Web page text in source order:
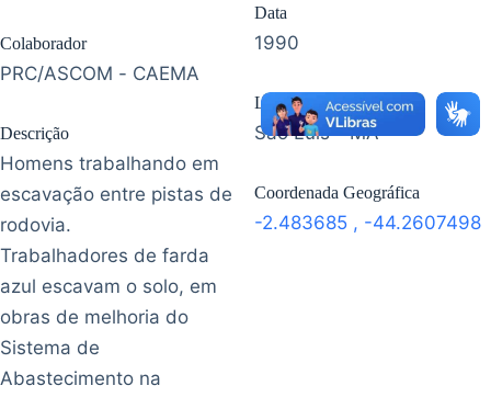
Colaborador
PRC/ASCOM - CAEMA
Descrição
Homens trabalhando em
escavação entre pistas de
rodovia.
Trabalhadores de farda
azul escavam o solo, em
obras de melhoria do
Sistema de
Abastecimento na
Data
1990
Localização
São Luís - MA
Coordenada Geográfica
-2.483685 , -44.2607498